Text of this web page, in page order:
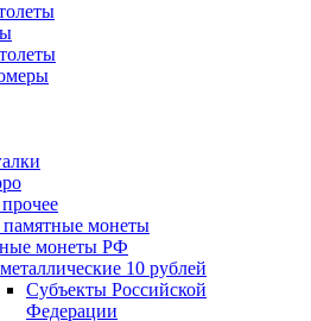
монеты
монеты РФ
10 рублей
Субъекты Российской
Федерации